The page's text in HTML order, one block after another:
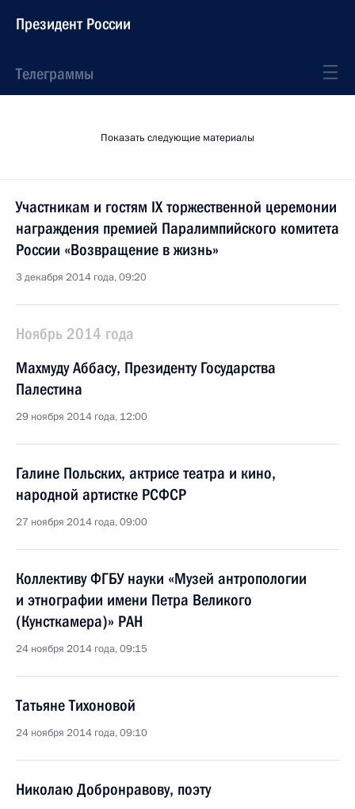
Президент России
Телеграммы
Показать следующие материалы
Участникам и гостям IX торжественной церемонии
награждения премией Паралимпийского комитета
России «Возвращение в жизнь»
3 декабря 2014 года, 09:20
Ноябрь 2014 года
Махмуду Аббасу, Президенту Государства
Палестина
29 ноября 2014 года, 12:00
Галине Польских, актрисе театра и кино,
народной артистке РСФСР
27 ноября 2014 года, 09:00
Коллективу ФГБУ науки «Музей антропологии
и этнографии имени Петра Великого
(Кунсткамера)» РАН
24 ноября 2014 года, 09:15
Татьяне Тихоновой
24 ноября 2014 года, 09:10
Николаю Добронравову, поэту